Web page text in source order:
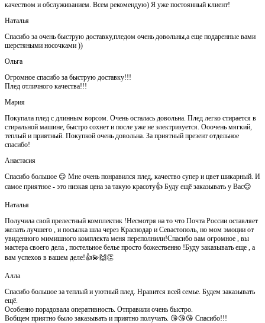
качеством и обслуживанием. Всем рекомендую) Я уже постоянный клиент!
Наталья
Спасибо за очень быструю доставку,пледом очень довольны,а еще подаренные вами
шерстяными носочками ))
Ольга
Огромное спасибо за быструю доставку!!!
Плед отличного качества!!!
Мария
Покупала плед с длинным ворсом. Очень осталась довольна. Плед легко стирается в
стиральной машине, быстро сохнет и после уже не электризуется. Ооочень мягкий,
теплый и приятный. Покупкой очень довольна. За приятный презент отдельное
спасибо!
Анастасия
Спасибо большое 😊 Мне очень понравился плед, качество супер и цвет шикарный. И
самое приятное - это низкая цена за такую красоту👍 Буду ещё заказывать у Вас😊
Наталья
Получила свой прелестный комплектик !Несмотря на то что Почта России оставляет
желать лучшего , и посылка шла через Краснодар и Севастополь, но мом эмоции от
увиденного мимишного комплекта меня переполнили!Спасибо вам огромное , вы
мастера своего дела , постельное белье просто божественно !Буду заказывать еще , а
вам успехов в вашем деле!👍💫🙌👏
Алла
Спасибо большое за теплый и уютный плед. Нравится всей семье. Будем заказывать
ещё.
Особенно порадовала оперативность. Отправили очень быстро.
Вобщем приятно было заказывать и приятно получать. 😘😘😘 Спасибо!!!